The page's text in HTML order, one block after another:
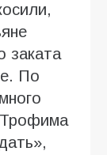
заката
По
Трофима